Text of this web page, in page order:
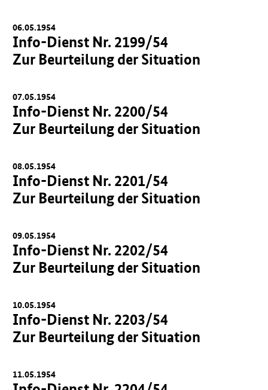
06.05.1954
Info-Dienst Nr. 2199/54
Zur Beurteilung der Situation
07.05.1954
Info-Dienst Nr. 2200/54
Zur Beurteilung der Situation
08.05.1954
Info-Dienst Nr. 2201/54
Zur Beurteilung der Situation
09.05.1954
Info-Dienst Nr. 2202/54
Zur Beurteilung der Situation
10.05.1954
Info-Dienst Nr. 2203/54
Zur Beurteilung der Situation
11.05.1954